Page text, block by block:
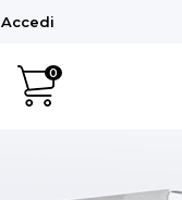
Accedi
0